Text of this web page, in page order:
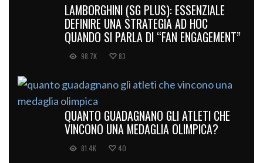
LAMBORGHINI (SG PLUS): ESSENZIALE
DEFINIRE UNA STRATEGIA AD HOC
QUANDO SI PARLA DI “FAN ENGAGEMENT”
98.7K 83
QUANTO GUADAGNANO GLI ATLETI CHE
VINCONO UNA MEDAGLIA OLIMPICA?
81.4K 40